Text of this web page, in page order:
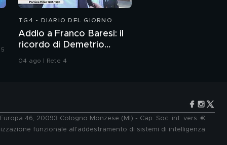
TG4 - DIARIO DEL GIORNO
Addio a Franco Baresi: il
ricordo di Demetrio
Albertini, Clarence
04 ago | Rete 4
46, 20093 Cologno Monzese (MI) - Cap. Soc. int. vers. €
funzionale all'addestramento di sistemi di intelligenza